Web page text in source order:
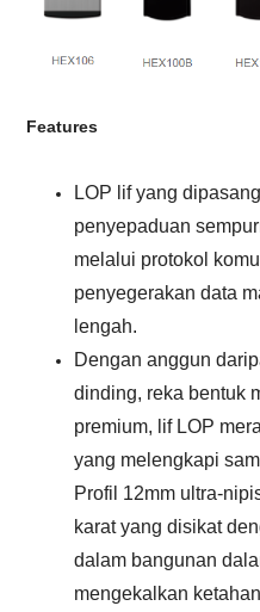
Features
LOP lif yang
penyepaduan
melalui protokol
penyegerakan data
lengah.
Dengan anggun
dinding, reka bentuk
premium, lif LOP
yang melengkapi
Profil 12mm ultra-
karat yang disikat
dalam bangunan
mengekalkan